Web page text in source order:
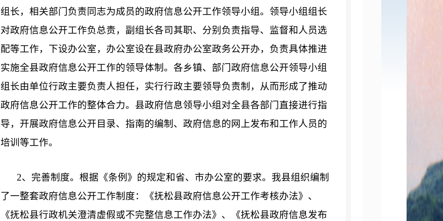
组长，相关部门负责同志为成员的政府信息公开工作领导小组。领导小组组长
对政府信息公开工作负总责，副组长各司其职、分别负责指导、监督和人员选
配等工作，下设办公室，办公室设在县政府办公室政务公开办，负责具体推进
实施全县政府信息公开工作的领导体制。各乡镇、部门政府信息公开领导小组
组长由单位行政主要负责人担任，实行行政主要领导负责制，从而形成了推动
政府信息公开工作的整体合力。县政府信息领导小组对全县各部门直接进行指
导，开展政府信息公开目录、指南的编制、政府信息的网上发布和工作人员的
培训等工作。
2、完善制度。根据《条例》的规定和省、市办公室的要求。我县组织编制
了一整套政府信息公开工作制度：《抚松县政府信息公开工作考核办法》、
《抚松县行政机关澄清虚假或不完整信息工作办法》、《抚松县政府信息发布